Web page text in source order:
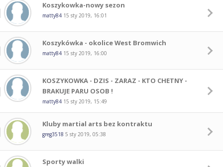
Koszykowka-nowy sezon
matty84 15 sty 2019, 16:01
Koszykówka - okolice West Bromwich
matty84 15 sty 2019, 16:00
KOSZYKOWKA - DZIS - ZARAZ - KTO CHETNY -
BRAKUJE PARU OSOB !
matty84 15 sty 2019, 15:49
Kluby martial arts bez kontraktu
greg3518 5 sty 2019, 05:38
Sporty walki